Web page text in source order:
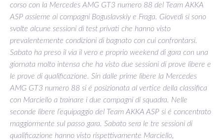
corso con la Mercedes AMG GT3 numero 88 del Team AKKA
ASP assieme ai compagni Boguslavskiy e Fraga. Giovedì si sono
svolte alcune sessioni di test privati che hanno visto
prevalentemente condizioni di bagnato con cui confrontarsi.
Sabato ha preso il via il vero e proprio weekend di gara con una
giornata molto intensa che ha visto due sessioni di prove libere e
le prove di qualificazione. Sin dalle prime libere la Mercedes
AMG GT3 numero 88 si é posizionata al vertice della classifica
con Marciello a trainare i due compagni di squadra. Nelle
seconde libere l’equipaggio del Team AKKA ASP si é concentrato
maggiormente sul passo gara. Sabato sera le tre sessioni di
qualificazione hanno visto rispettivamente Marciello,